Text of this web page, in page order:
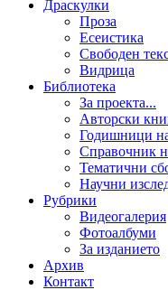
Драскулки
Проза
Есеистика
Свободен
Видрица
Библиотека
За проекта...
Авторски
Годишници
Справочник
Тематични
Научни
Рубрики
Видеогалерия
Фотоалбуми
За изданието
Архив
Контакт